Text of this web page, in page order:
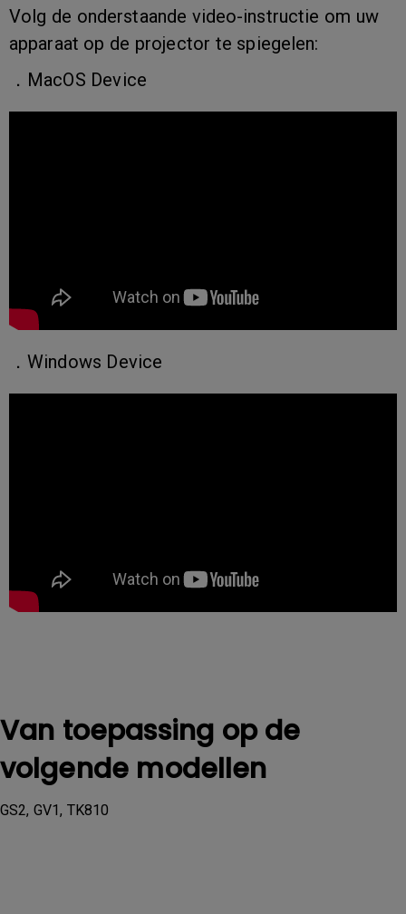
Volg de onderstaande video-instructie om uw
apparaat op de projector te spiegelen:
．MacOS Device
．Windows Device
Van toepassing op de
volgende modellen
GS2, GV1, TK810